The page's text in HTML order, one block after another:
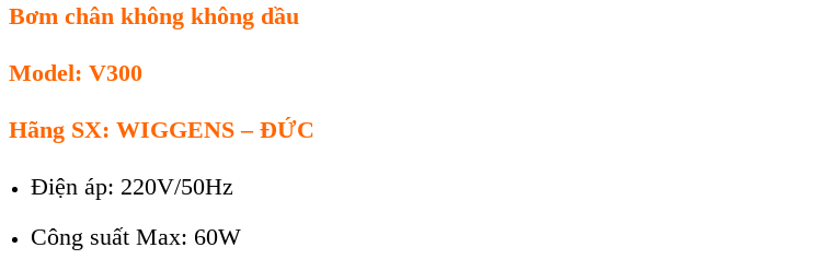
Bơm chân không không dầu
Model: V300
Hãng SX: WIGGENS – ĐỨC
Điện áp: 220V/50Hz
Công suất Max: 60W